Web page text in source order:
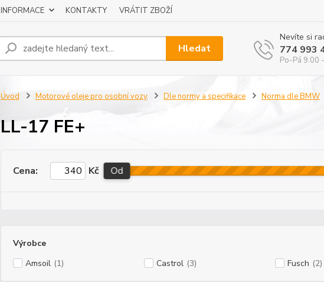
INFORMACE KONTAKTY VRÁTIT ZBOŽÍ
Hledat
Nevíte si
774 993
Po-Pá 9.00
Úvod Motorové oleje pro osobní vozy Dle normy a specifikace Norma dle BMW
LL-17 FE+
Cena: Kč Od
Výrobce
Amsoil (1) Castrol (3) Fusch (2)